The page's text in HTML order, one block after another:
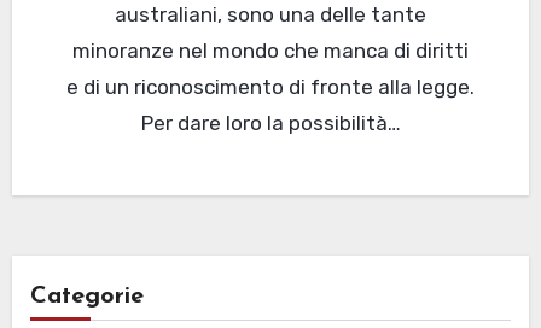
australiani, sono una delle tante
minoranze nel mondo che manca di diritti
e di un riconoscimento di fronte alla legge.
Per dare loro la possibilità…
Categorie